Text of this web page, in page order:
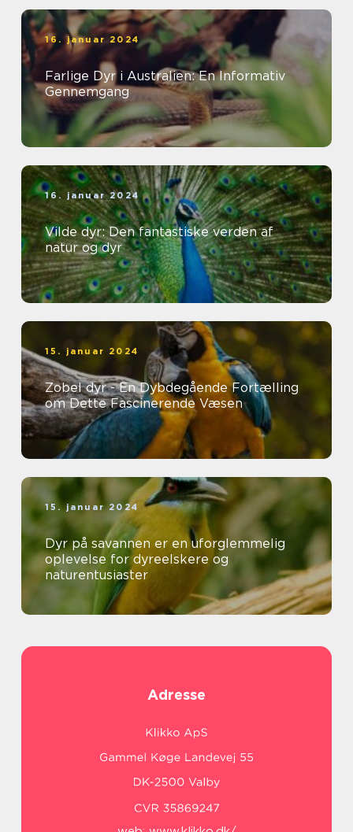
16. januar 2024
Farlige Dyr i Australien: En Informativ
Gennemgang
16. januar 2024
Vilde dyr: Den fantastiske verden af
natur og dyr
15. januar 2024
Zobel dyr - En Dybdegående Fortælling
om Dette Fascinerende Væsen
15. januar 2024
Dyr på savannen er en uforglemmelig
oplevelse for dyreelskere og
naturentusiaster
Adresse